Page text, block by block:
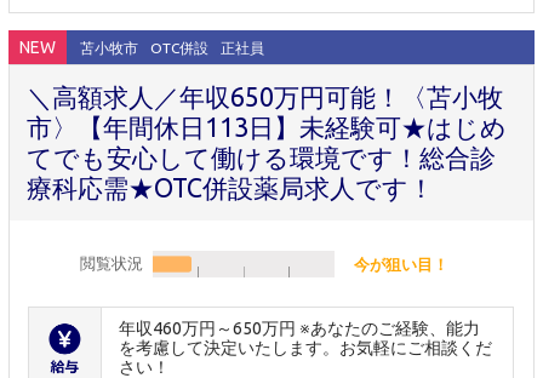
NEW 苫小牧市 OTC併設 正社員
＼高額求人／年収650万円可能！〈苫小牧
市〉【年間休日113日】未経験可★はじめ
てでも安心して働ける環境です！総合診
療科応需★OTC併設薬局求人です！
閲覧状況 今が狙い目！
年収460万円～650万円 ※あなたのご経験、能力
を考慮して決定いたします。お気軽にご相談くだ
さい！